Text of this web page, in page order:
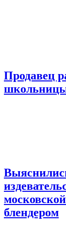
Продавец
блендером